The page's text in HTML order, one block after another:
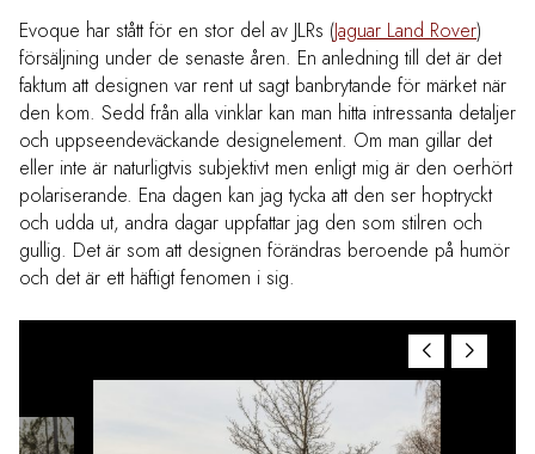
Evoque har stått för en stor del av JLRs (Jaguar Land Rover)
försäljning under de senaste åren. En anledning till det är det
faktum att designen var rent ut sagt banbrytande för märket när
den kom. Sedd från alla vinklar kan man hitta intressanta detaljer
och uppseendeväckande designelement. Om man gillar det
eller inte är naturligtvis subjektivt men enligt mig är den oerhört
polariserande. Ena dagen kan jag tycka att den ser hoptryckt
och udda ut, andra dagar uppfattar jag den som stilren och
gullig. Det är som att designen förändras beroende på humör
och det är ett häftigt fenomen i sig.